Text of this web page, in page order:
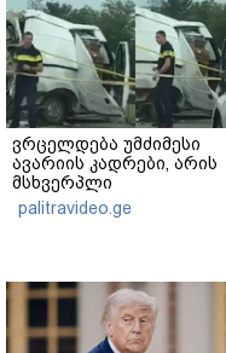
ვრცელდება უმძიმესი
ავარიის კადრები, არის
მსხვერპლი
palitravideo.ge